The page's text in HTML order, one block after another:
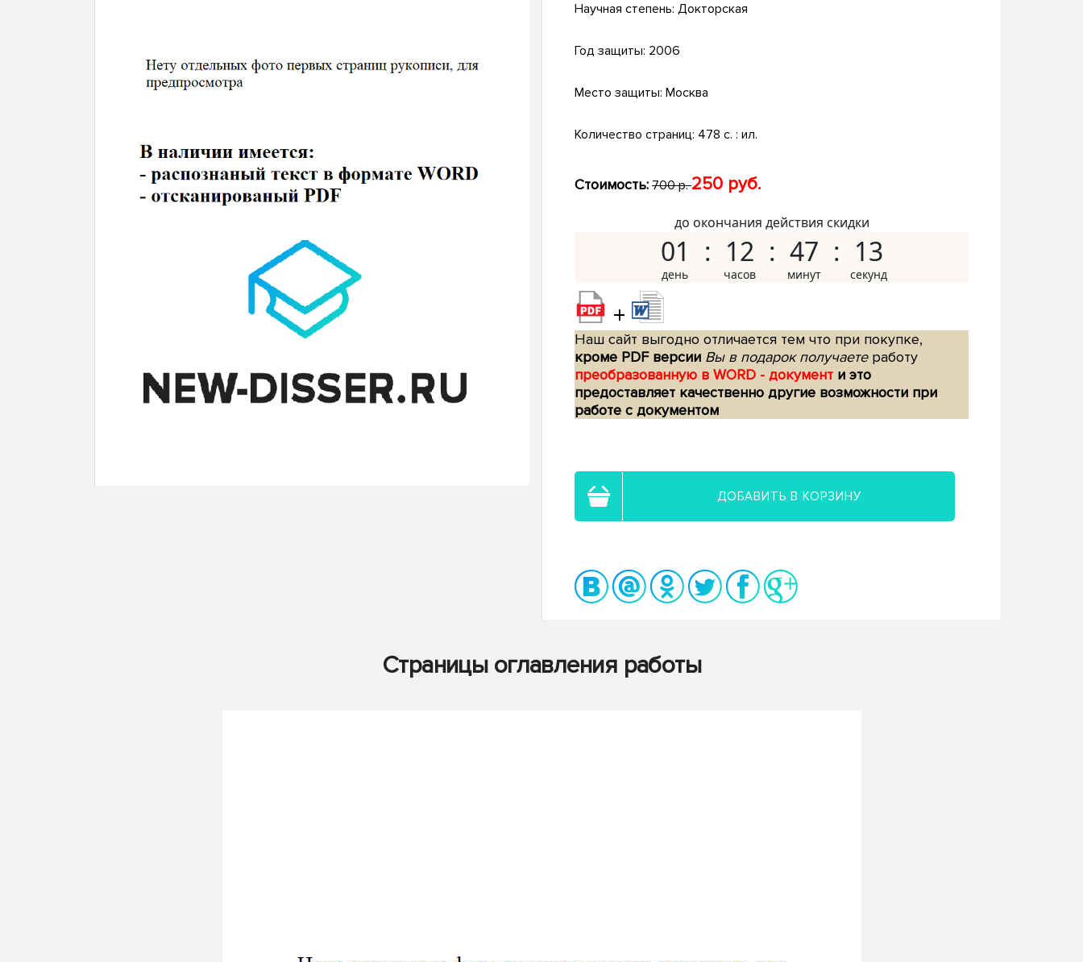
Научная степень: Докторская
Год защиты: 2006
Место защиты: Москва
Количество страниц: 478 с. : ил.
Стоимость: 700 р.250 руб.
до окончания действия скидки
01 12 47 12
+
Наш сайт выгодно отличается тем что при покупке,
кроме PDF версии Вы в подарок получаетеработу
преобразованную в WORD - документ и это
предоставляет качественно другие возможности при
работе с документом
ДОБАВИТЬ В КОРЗИНУ
Страницы оглавления работы